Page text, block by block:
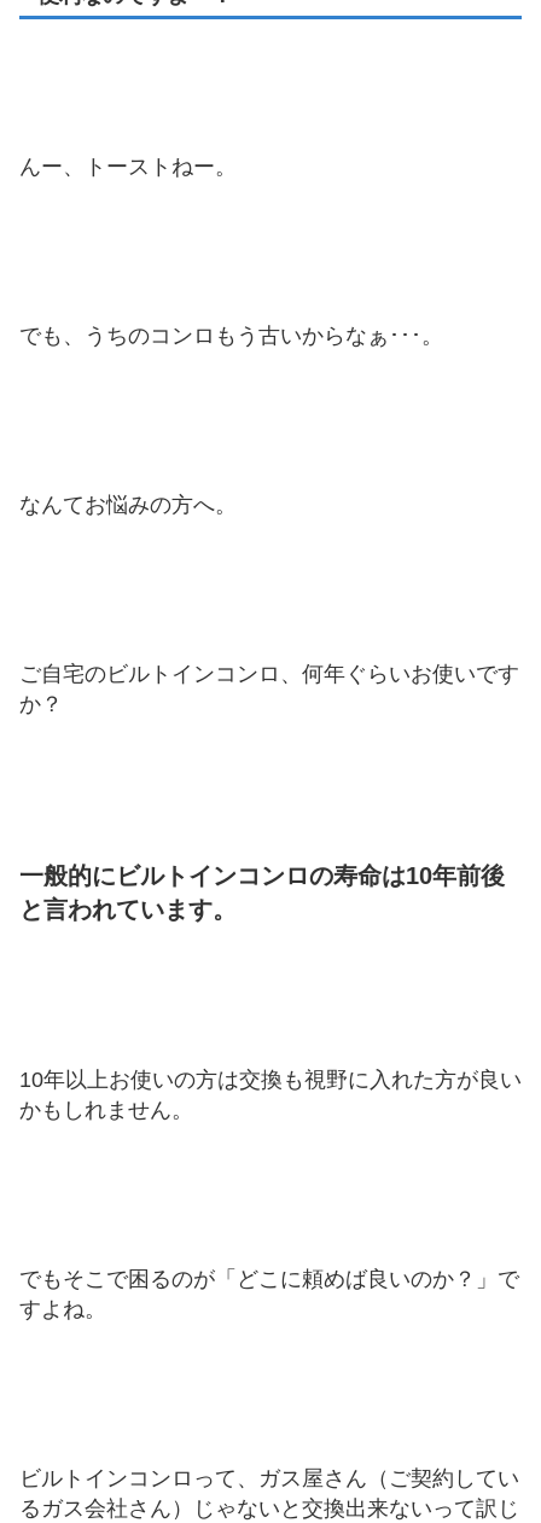
んー、トーストねー。
でも、うちのコンロもう古いからなぁ･･･。
なんてお悩みの方へ。
ご自宅のビルトインコンロ、何年ぐらいお使いです
か？
一般的にビルトインコンロの寿命は10年前後
と言われています。
10年以上お使いの方は交換も視野に入れた方が良い
かもしれません。
でもそこで困るのが「どこに頼めば良いのか？」で
すよね。
ビルトインコンロって、ガス屋さん（ご契約してい
るガス会社さん）じゃないと交換出来ないって訳じ